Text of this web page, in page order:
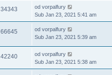
34343 od vorpalfury
Sub Jan 23, 2021 5:41 am
66645 od vorpalfury
Sub Jan 23, 2021 5:39 am
42240 od vorpalfury
Sub Jan 23, 2021 5:38 am